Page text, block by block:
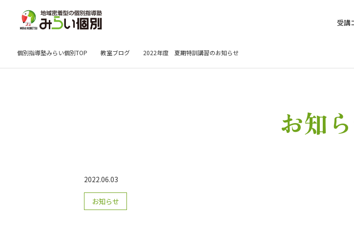
受講
個別指導塾みらい個別TOP 教室ブログ 2022年度 夏期特訓講習のお知らせ
お知
2022.06.03
お知らせ